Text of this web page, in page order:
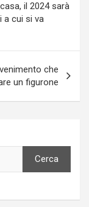
il 2024 sarà
a cui si va
che
un figurone
Cerca